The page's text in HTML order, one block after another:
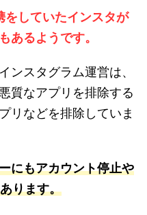
していたインスタが
もあるようです。
ンスタグラム運営は、
質なアプリを排除する
リなどを排除していま
にもアカウント停止や
ります。